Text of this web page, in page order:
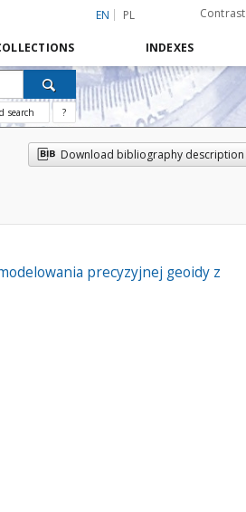
EN PL Contrast
INDEXES
search ?
Download bibliography description
precyzyjnej geoidy z